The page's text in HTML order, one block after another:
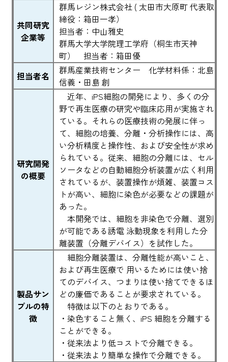
共同研究
企業等
群馬レジン株式会社 ( 太田市大原町 代表取
締役：箱田一孝）
担当者：中山雅史
群馬大学大学院理工学府（桐生市天神
町） 担当者：箱田優
担当者名
群馬産業技術センター 化学材料係：北島
信義・田島 創
研究開発
の概要
近年、iPS細胞の開発により、多くの分
野で再生医療の研究や臨床応用が実施され
ている。それらの医療技術の発展に伴っ
て、細胞の培養、分離・分析操作には、高
い分析精度と操作性、および安全性が求め
られている。従来、細胞の分離には、セル
ソータなどの自動細胞分析装置が広く利用
されているが、装置操作が煩雑、装置コス
トが高い、細胞に染色が必要などの課題が
あった。
本開発では、細胞を非染色で分離、選別
が可能である誘電 泳動現象を利用した分
離装置（分離デバイス）を試作した。
製品サン
プルの特
徴
細胞分離装置は、分離性能が高いこと、
および再生医療で 用いるためには使い捨
てのデバイス、つまりは使い捨てできるほ
どの廉価であることが要求されている。
特徴は以下のとおりである。
・染色すること無く、iPS 細胞を分離する
ことができる。
・従来法より低コストで分離できる。
・従来法より簡単な操作で分離できる。